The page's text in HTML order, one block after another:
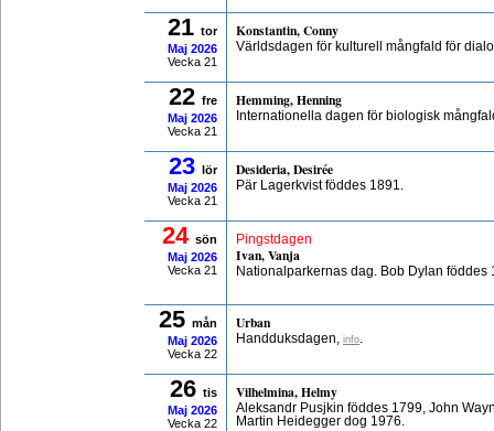
21 tor
Maj 2026
Vecka 21
Konstantin, Conny
Världsdagen för kulturell mångfald för
22 fre
Maj 2026
Vecka 21
Hemming, Henning
Internationella dagen för biologisk
23 lör
Maj 2026
Vecka 21
Desideria, Desirée
Pär Lagerkvist föddes 1891.
24 sön
Maj 2026
Vecka 21
Pingstdagen
Ivan, Vanja
Nationalparkernas dag. Bob Dylan föddes
25 mån
Maj 2026
Vecka 22
Urban
Handduksdagen, info
26 tis
Maj 2026
Vecka 22
Vilhelmina, Helmy
Aleksandr Pusjkin föddes 1799, John
Martin Heidegger dog 1976.